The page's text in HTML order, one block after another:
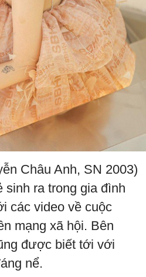
Châu Anh, SN 2003)
ra trong gia đình
các video về cuộc
mạng xã hội. Bên
được biết tới với
nể.